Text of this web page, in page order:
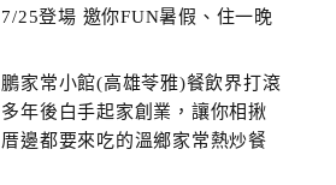
7/25登場 邀你FUN暑假、住一晚
鵬家常小館(高雄苓雅)餐飲界打滾
多年後白手起家創業，讓你相揪
厝邊都要來吃的溫鄉家常熱炒餐